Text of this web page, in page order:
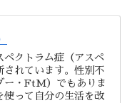
ペクトラム症（アスペ
されています。性別不
ー・FtM）でもありま
使って自分の生活を改